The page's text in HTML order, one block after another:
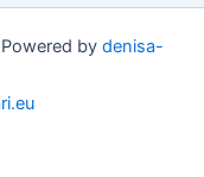
by denisa-